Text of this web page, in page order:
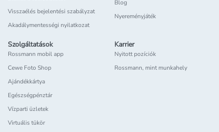
Visszaélés bejelentési szabályzat
Akadálymentességi nyilatkozat
Blog
Nyereményjáték
Szolgáltatások
Rossmann mobil app
Cewe Foto Shop
Ajándékkártya
Egészségpénztár
Vízparti üzletek
Virtuális tükör
Karrier
Nyitott pozíciók
Rossmann, mint munkahely